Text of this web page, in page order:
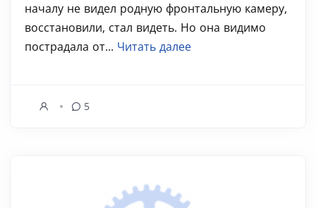
началу не видел родную фронтальную камеру,
восстановили, стал видеть. Но она видимо
пострадала от... Читать далее
5